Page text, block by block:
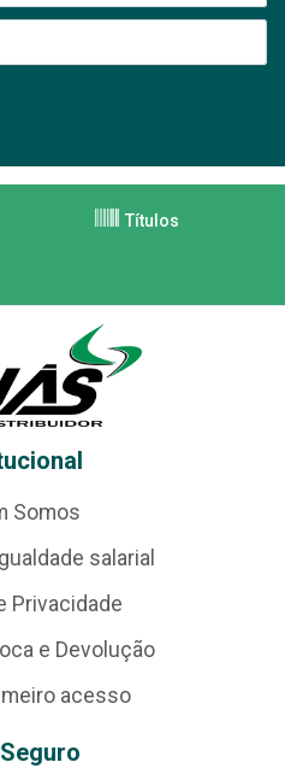
Títulos
Somos
salarial
Privacidade
e Devolução
acesso